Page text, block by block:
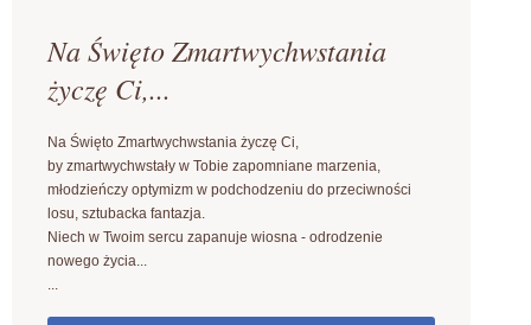
Na Święto Zmartwychwstania
życzę Ci,...
Na Święto Zmartwychwstania życzę Ci,
by zmartwychwstały w Tobie zapomniane marzenia,
młodzieńczy optymizm w podchodzeniu do przeciwności
losu, sztubacka fantazja.
Niech w Twoim sercu zapanuje wiosna - odrodzenie
nowego życia...
...